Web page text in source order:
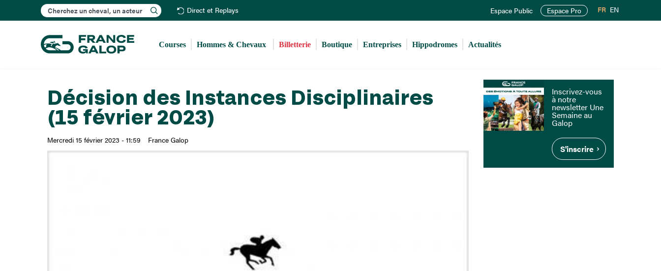
au
principal
Rechercher Direct et Replays Espace Public Espace Pro FR EN
Courses Hommes & Chevaux Billetterie Boutique Entreprises Hippodromes Actualités
Décision des Instances Disciplinaires
(15 février 2023)
Mercredi 15 février 2023 - 11:59 France Galop
Inscrivez-vous
à notre
newsletter Une
Semaine au
Galop
S'inscrire